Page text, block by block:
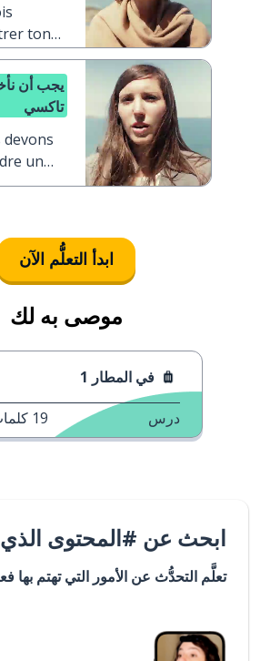
ton
à
يجب أن
تاكسي
devons
un
ابدأ التعلُّم الآن
موصى به لك
في المطار 1
درس 19
ابحث عن #المحتوى الذي
تعلَّم التحدُّث عن الأمور التي تهتم بها